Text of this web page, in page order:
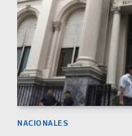
NACIONALES